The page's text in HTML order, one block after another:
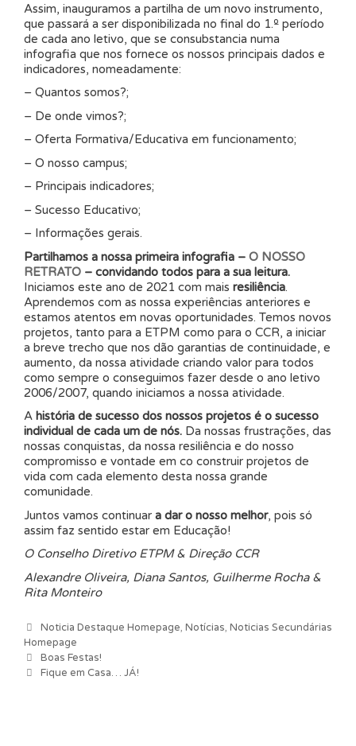
Assim, inauguramos a partilha de um novo instrumento,
que passará a ser disponibilizada no final do 1.º período
de cada ano letivo, que se consubstancia numa
infografia que nos fornece os nossos principais dados e
indicadores, nomeadamente:
– Quantos somos?;
– De onde vimos?;
– Oferta Formativa/Educativa em funcionamento;
– O nosso campus;
– Principais indicadores;
– Sucesso Educativo;
– Informações gerais.
Partilhamos a nossa primeira infografia – O NOSSO
RETRATO – convidando todos para a sua leitura.
Iniciamos este ano de 2021 com mais resiliência.
Aprendemos com as nossa experiências anteriores e
estamos atentos em novas oportunidades. Temos novos
projetos, tanto para a ETPM como para o CCR, a iniciar
a breve trecho que nos dão garantias de continuidade, e
aumento, da nossa atividade criando valor para todos
como sempre o conseguimos fazer desde o ano letivo
2006/2007, quando iniciamos a nossa atividade.
A história de sucesso dos nossos projetos é o sucesso
individual de cada um de nós. Da nossas frustrações, das
nossas conquistas, da nossa resiliência e do nosso
compromisso e vontade em co construir projetos de
vida com cada elemento desta nossa grande
comunidade.
Juntos vamos continuar a dar o nosso melhor, pois só
assim faz sentido estar em Educação!
O Conselho Diretivo ETPM & Direção CCR
Alexandre Oliveira, Diana Santos, Guilherme Rocha &
Rita Monteiro
Categorias
Noticia Destaque Homepage, Notícias, Noticias Secundárias
Homepage
Navegação de artigos
Boas Festas!
Fique em Casa… JÁ!